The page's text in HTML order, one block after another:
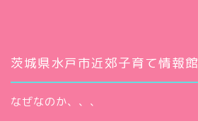
茨城県水戸市近郊子育て情報館
なぜなのか、、、